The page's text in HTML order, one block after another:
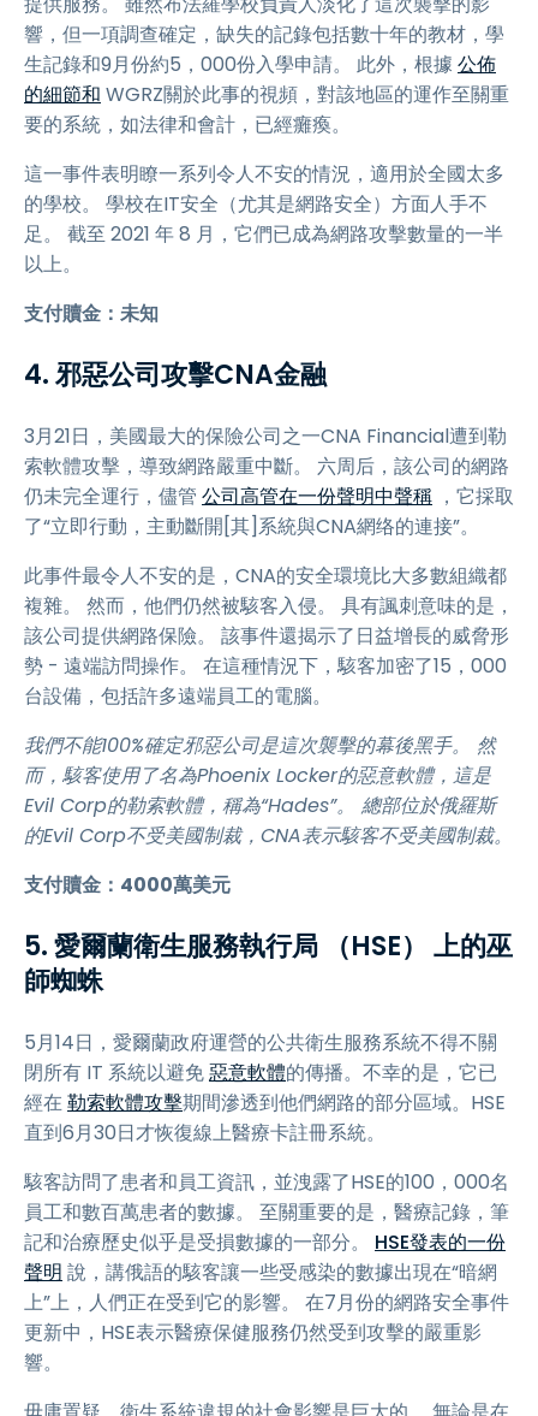
響，但一項調查確定，缺失的記錄包括數十年的教材，學
生記錄和9月份約5，000份入學申請。 此外，根據 公佈
的細節和 WGRZ關於此事的視頻，對該地區的運作至關重
要的系統，如法律和會計，已經癱瘓。
這一事件表明瞭一系列令人不安的情況，適用於全國太多
的學校。 學校在IT安全（尤其是網路安全）方面人手不
足。 截至 2021 年 8 月，它們已成為網路攻擊數量的一半
以上。
支付贖金：未知
4. 邪惡公司攻擊CNA金融
3月21日，美國最大的保險公司之一CNA Financial遭到勒
索軟體攻擊，導致網路嚴重中斷。 六周后，該公司的網路
仍未完全運行，儘管 公司高管在一份聲明中聲稱 ，它採取
了“立即行動，主動斷開[其]系統與CNA網络的連接”。
此事件最令人不安的是，CNA的安全環境比大多數組織都
複雜。 然而，他們仍然被駭客入侵。 具有諷刺意味的是，
該公司提供網路保險。 該事件還揭示了日益增長的威脅形
勢 - 遠端訪問操作。 在這種情況下，駭客加密了15，000
台設備，包括許多遠端員工的電腦。
我們不能100%確定邪惡公司是這次襲擊的幕後黑手。 然
而，駭客使用了名為Phoenix Locker的惡意軟體，這是
Evil Corp的勒索軟體，稱為“Hades”。 總部位於俄羅斯
的Evil Corp不受美國制裁，CNA表示駭客不受美國制裁。
支付贖金：4000萬美元
5. 愛爾蘭衛生服務執行局 （HSE） 上的巫
師蜘蛛
5月14日，愛爾蘭政府運營的公共衛生服務系統不得不關
閉所有 IT 系統以避免惡意軟體的傳播。不幸的是，它已
經在勒索軟體攻擊期間滲透到他們網路的部分區域。HSE
直到6月30日才恢復線上醫療卡註冊系統。
駭客訪問了患者和員工資訊，並洩露了HSE的100，000名
員工和數百萬患者的數據。 至關重要的是，醫療記錄，筆
記和治療歷史似乎是受損數據的一部分。 HSE發表的一份
聲明 說，講俄語的駭客讓一些受感染的數據出現在“暗網
上”上，人們正在受到它的影響。 在7月份的網路安全事件
更新中，HSE表示醫療保健服務仍然受到攻擊的嚴重影
響。